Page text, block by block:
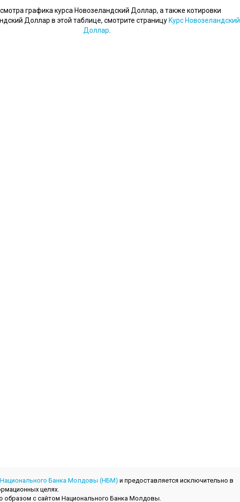
графика курса Новозеландский Доллар, а также котировки
Доллар в этой таблице, смотрите страницу Kурс Новозеландский
Доллар.
Национального Банка Молдовы (НБМ) и предоставляется исключительно в
целях.
образом с сайтом Национального Банка Молдовы.